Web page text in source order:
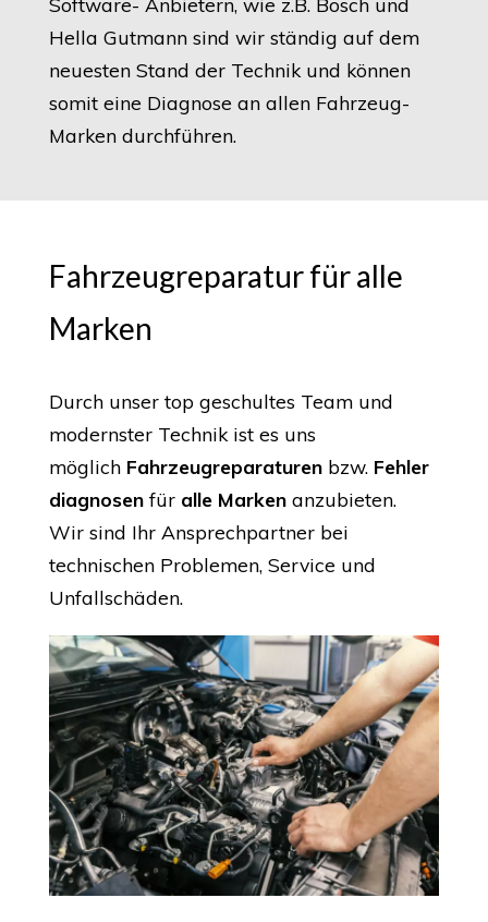
Hella Gutmann sind wir ständig auf dem
neuesten Stand der Technik und können
somit eine Diagnose an allen Fahrzeug-
Marken durchführen.
Fahrzeugreparatur für alle
Marken
Durch unser top geschultes Team und
modernster Technik ist es uns
möglich Fahrzeugreparaturen bzw. Fehler
diagnosen für alle Marken anzubieten.
Wir sind Ihr Ansprechpartner bei
technischen Problemen, Service und
Unfallschäden.